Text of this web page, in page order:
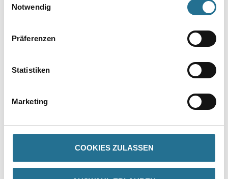
Notwendig
Präferenzen
Statistiken
Marketing
COOKIES ZULASSEN
Produkteigenschaft